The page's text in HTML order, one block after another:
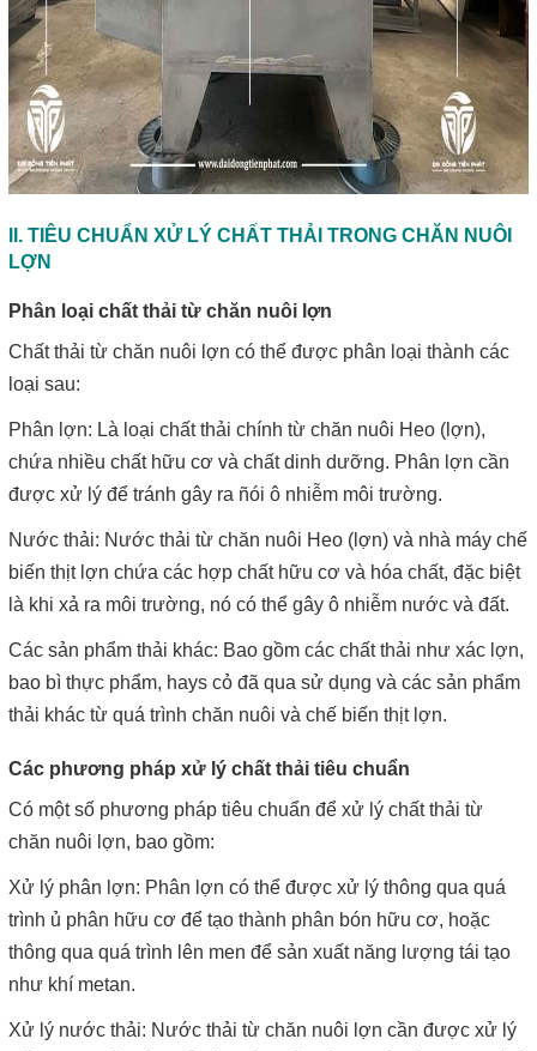
II. TIÊU CHUẨN XỬ LÝ CHẤT THẢI TRONG CHĂN NUÔI
LỢN
Phân loại chất thải từ chăn nuôi lợn
Chất thải từ chăn nuôi lợn có thể được phân loại thành các
loại sau:
Phân lợn: Là loại chất thải chính từ chăn nuôi Heo (lợn),
chứa nhiều chất hữu cơ và chất dinh dưỡng. Phân lợn cần
được xử lý để tránh gây ra ñói ô nhiễm môi trường.
Nước thải: Nước thải từ chăn nuôi Heo (lợn) và nhà máy chế
biến thịt lợn chứa các hợp chất hữu cơ và hóa chất, đặc biệt
là khi xả ra môi trường, nó có thể gây ô nhiễm nước và đất.
Các sản phẩm thải khác: Bao gồm các chất thải như xác lợn,
bao bì thực phẩm, hays cỏ đã qua sử dụng và các sản phẩm
thải khác từ quá trình chăn nuôi và chế biến thịt lợn.
Các phương pháp xử lý chất thải tiêu chuẩn
Có một số phương pháp tiêu chuẩn để xử lý chất thải từ
chăn nuôi lợn, bao gồm:
Xử lý phân lợn: Phân lợn có thể được xử lý thông qua quá
trình ủ phân hữu cơ để tạo thành phân bón hữu cơ, hoặc
thông qua quá trình lên men để sản xuất năng lượng tái tạo
như khí metan.
Xử lý nước thải: Nước thải từ chăn nuôi lợn cần được xử lý